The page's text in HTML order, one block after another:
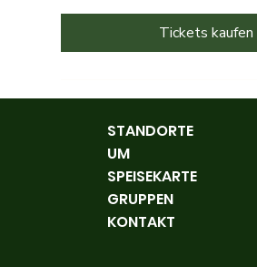
Tickets kaufen
STANDORTE
UM
SPEISEKARTE
GRUPPEN
KONTAKT